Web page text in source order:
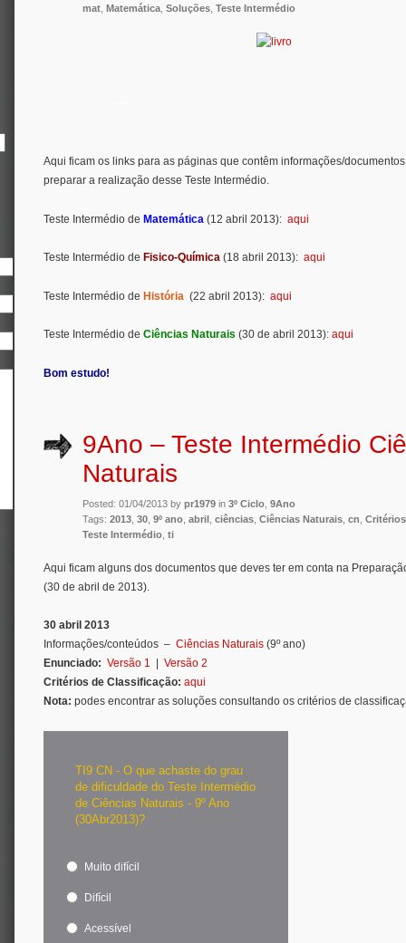
mat
Matemática Soluções Teste Intermédio
Aqui ficam os links para as páginas que contêm informações/
preparar a realização desse Teste Intermédio.
Teste Intermédio de Matemática (12 abril 2013): aqui
Teste Intermédio de Fisico-Química (18 abril 2013): aqui
Teste Intermédio de História (22 abril 2013): aqui
Teste Intermédio de Ciências Naturais (30 de abril 2013): aqui
Bom estudo!
9Ano – Teste Intermédio
Naturais
Posted: 01/04/2013 by pr1979 in 3º Ciclo 9Ano
Tags: 2013 30 9º ano abril ciências Ciências Naturais cn Critérios
Teste Intermédio ti
Aqui ficam alguns dos documentos que deves ter em conta na
(30 de abril de 2013).
30 abril 2013
Informações/conteúdos – Ciências Naturais (9º ano)
Enunciado: Versão 1
Versão 2
Critérios de Classificação: aqui
Nota: podes encontrar as soluções consultando os critérios de
TI9 CN - O que achaste do grau
de dificuldade do Teste Intermédio
de Ciências Naturais - 9º Ano
(30Abr2013)?
Muito difícil
Difícil
Acessível